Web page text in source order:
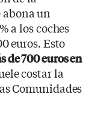
un
a los coches
euros. Esto
de 700 euros en
costar la
Comunidades